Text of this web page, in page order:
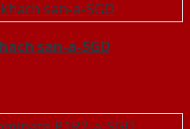
san-a-SGD